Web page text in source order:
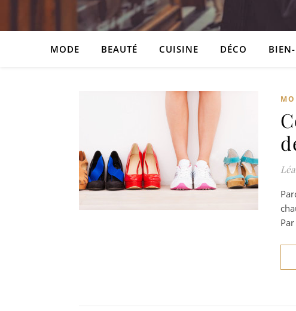
MODE BEAUTÉ CUISINE DÉCO BIEN-